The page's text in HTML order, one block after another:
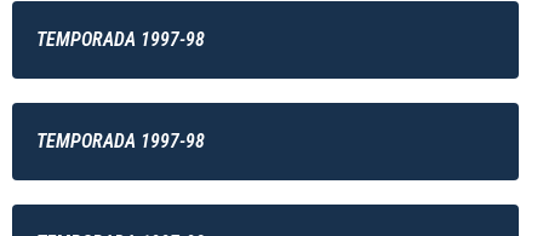
TEMPORADA 1997-98
TEMPORADA 1997-98